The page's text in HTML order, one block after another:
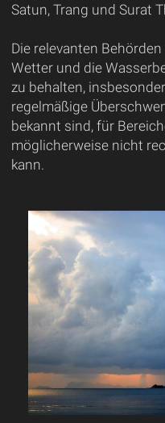
Satun, Trang und Surat
Die relevanten
Wetter und die
zu behalten,
regelmäßige
bekannt sind, für
möglicherweise nicht
kann.